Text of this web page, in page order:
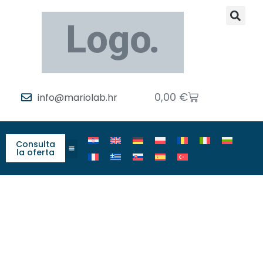
info@mariolab.hr 0,00 €
Consulta
la oferta